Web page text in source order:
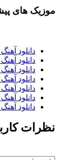
موزیک های
دانلود
دانلود
دانلود
دانلود
دانلود
دانلود
دانلود
نظرات